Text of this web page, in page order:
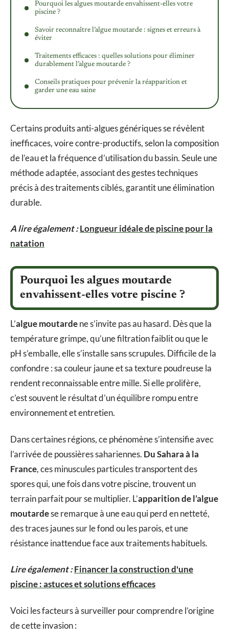
Pourquoi les algues moutarde envahissent-elles votre
piscine ?
Savoir reconnaître l’algue moutarde : signes et erreurs à
éviter
Traitements efficaces : quelles solutions pour éliminer
durablement l’algue moutarde ?
Conseils pratiques pour prévenir la réapparition et
garder une eau saine
Certains produits anti-algues génériques se révèlent
inefficaces, voire contre-productifs, selon la composition
de l’eau et la fréquence d’utilisation du bassin. Seule une
méthode adaptée, associant des gestes techniques
précis à des traitements ciblés, garantit une élimination
durable.
A lire également :Longueur idéale de piscine pour la
natation
Pourquoi les algues moutarde
envahissent-elles votre piscine ?
L’algue moutardene s’invite pas au hasard. Dès que la
température grimpe, qu’une filtration faiblit ou que le
pH s’emballe, elle s’installe sans scrupules. Difficile de la
confondre : sa couleur jaune et sa texture poudreuse la
rendent reconnaissable entre mille. Si elle prolifère,
c’est souvent le résultat d’un équilibre rompu entre
environnement et entretien.
Dans certaines régions, ce phénomène s’intensifie avec
l’arrivée de poussières sahariennes. Du Sahara à la
France, ces minuscules particules transportent des
spores qui, une fois dans votre piscine, trouvent un
terrain parfait pour se multiplier. L’apparition de l’algue
moutardese remarque à une eau qui perd en netteté,
des traces jaunes sur le fond ou les parois, et une
résistance inattendue face aux traitements habituels.
Lire également :Financer la construction d'une
piscine : astuces et solutions efficaces
Voici les facteurs à surveiller pour comprendre l’origine
de cette invasion :